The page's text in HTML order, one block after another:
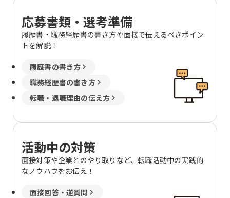
応募書類・選考準備
履歴書・職務経歴書の書き方や面接で伝えるべきポイン
トを解説！
履歴書の書き方
職務経歴書の書き方
転職・退職理由の伝え方
活動中の対策
面接対策や企業とのやり取りなど、転職活動中の実践的
なノウハウをお伝え！
面接回答・逆質問